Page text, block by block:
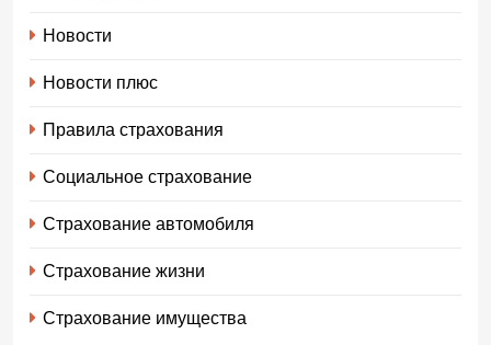
Новости
Новости плюс
Правила страхования
Социальное страхование
Страхование автомобиля
Страхование жизни
Страхование имущества